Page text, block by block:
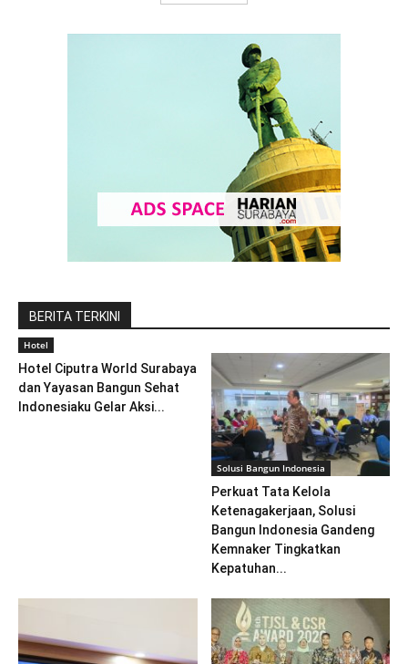
BERITA TERKINI
Hotel
Hotel Ciputra World Surabaya
dan Yayasan Bangun Sehat
Indonesiaku Gelar Aksi...
Solusi Bangun Indonesia
Perkuat Tata Kelola
Ketenagakerjaan, Solusi
Bangun Indonesia Gandeng
Kemnaker Tingkatkan
Kepatuhan...